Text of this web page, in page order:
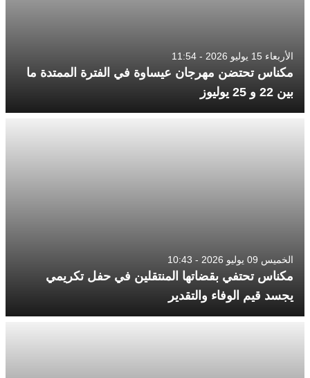
الأربعاء 15 يوليو 2026 - 11:54
مكناس تحتضن مهرجان عيساوة في الفترة الممتدة ما
بين 22 و 25 يوليوز
الخميس 09 يوليو 2026 - 10:43
مكناس تحتفي بقضاتها المنتقلين في حفل تكريمي
يجسد قيم الوفاء والتقدير